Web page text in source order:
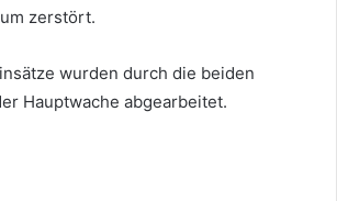
zerstört.
wurden durch die beiden
Hauptwache abgearbeitet.